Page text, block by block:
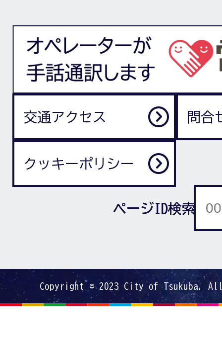
交通アクセス 問合
クッキーポリシー
ページID検索
Copyright © 2023 City of Tsukuba.